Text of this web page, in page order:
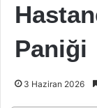
Paniği
3 Haziran 2026